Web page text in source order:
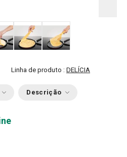
Linha de produto : DELÍCIA
Descrição